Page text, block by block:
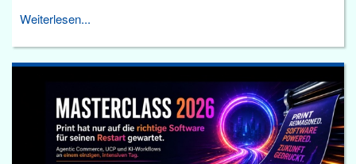
Weiterlesen...